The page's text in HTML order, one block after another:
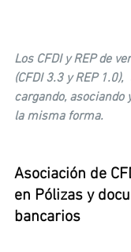
Los CFDI y REP de
(CFDI 3.3 y REP
cargando, asociando
la misma forma.
Asociación de
en Pólizas y
bancarios